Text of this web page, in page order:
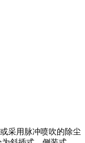
采用脉冲喷吹的除尘